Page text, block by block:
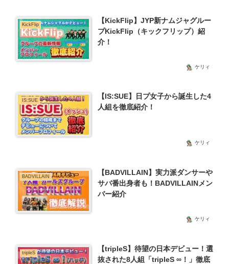
KickFlip
【KickFlip】JYP新ナムジャグルー
プKickFlip（キックフリップ）紹
介！
ケリィ
IS:SUE
【IS:SUE】日プ女子から誕生した4
人組を徹底紹介！
ケリィ
BADVILLAIN
【BADVILLAIN】実力派ダンサーや
サバ番出身者も！BADVILLAINメン
バー紹介
ケリィ
tripleS
【tripleS】待望の日本デビュー！選
抜された8人組「tripleS ∞！」徹底